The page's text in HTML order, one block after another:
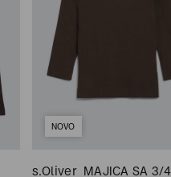
NOVO
s.Oliver MAJICA SA 3/4